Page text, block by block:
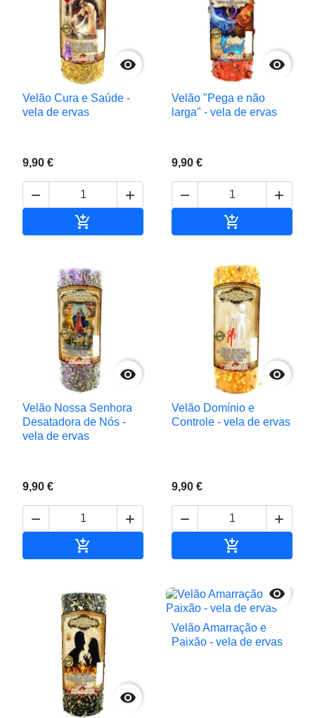

Velão Cura e Saúde -
vela de ervas
9,90 €
 


Velão "Pega e não
larga" - vela de ervas
9,90 €
 


Velão Nossa Senhora
Desatadora de Nós -
vela de ervas
9,90 €
 


Velão Domínio e
Controle - vela de ervas
9,90 €
 



Velão Amarração e
Paixão - vela de ervas